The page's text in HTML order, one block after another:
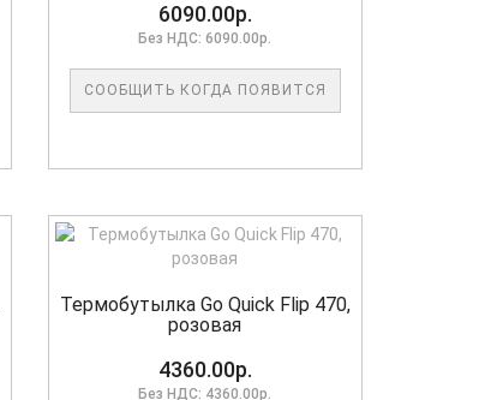
6090.00р.
Без НДС: 6090.00р.
СООБЩИТЬ КОГДА ПОЯВИТСЯ
Термобутылка Go Quick Flip 470,
розовая
4360.00р.
Без НДС: 4360.00р.